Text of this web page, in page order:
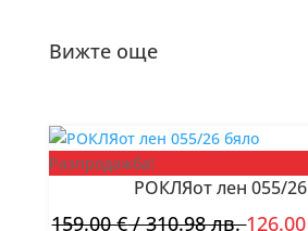
Вижте още
Разпродажба!
РОКЛЯот лен 055/
159.00€/ 310.98 лв.